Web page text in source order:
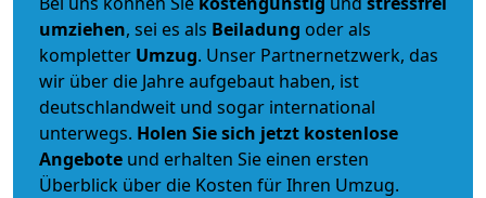
umziehen, sei es als Beiladung oder als
kompletter Umzug. Unser Partnernetzwerk, das
wir über die Jahre aufgebaut haben, ist
deutschlandweit und sogar international
unterwegs. Holen Sie sich jetzt kostenlose
Angebote und erhalten Sie einen ersten
Überblick über die Kosten für Ihren Umzug.